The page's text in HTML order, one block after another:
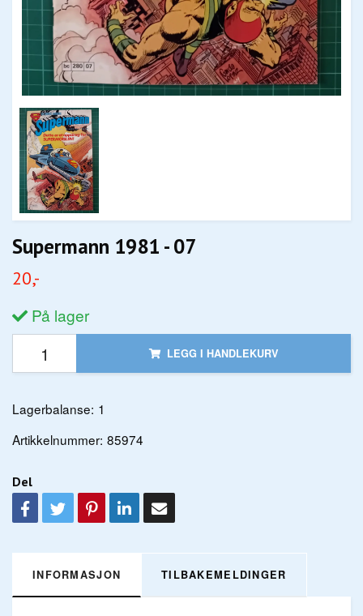
Supermann 1981 - 07
20,-
På lager
LEGG I HANDLEKURV
Lagerbalanse: 1
Artikkelnummer: 85974
Del
INFORMASJON TILBAKEMELDINGER